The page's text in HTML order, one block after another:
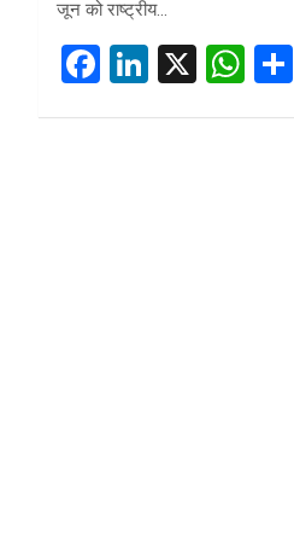
जून को राष्ट्रीय…
F
Li
X
W